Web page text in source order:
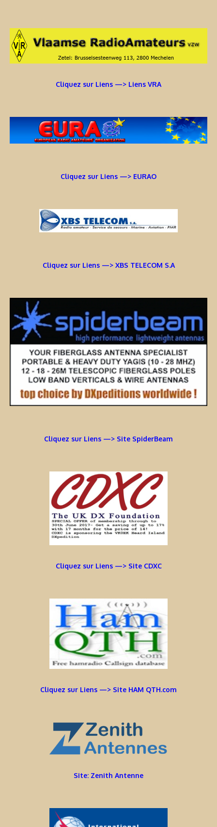
Cliquez sur Liens —> Liens VRA
Cliquez sur Liens —> EURAO
Cliquez sur Liens —> XBS TELECOM S.A
Cliquez sur Liens —> Site SpiderBeam
Cliquez sur Liens —> Site CDXC
Cliquez sur Liens —> Site HAM QTH.com
Site: Zenith Antenne